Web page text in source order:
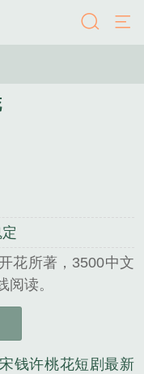
花所著，3500中文
读。
心创作的历史类小
宋钱许桃花短剧最新